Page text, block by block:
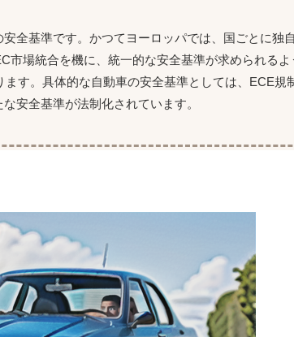
全基準です。かつてヨーロッパでは、国ごとに独
場統合を機に、統一的な安全基準が求められるよ
す。具体的な自動車の安全基準としては、ECE規
安全基準が法制化されています。